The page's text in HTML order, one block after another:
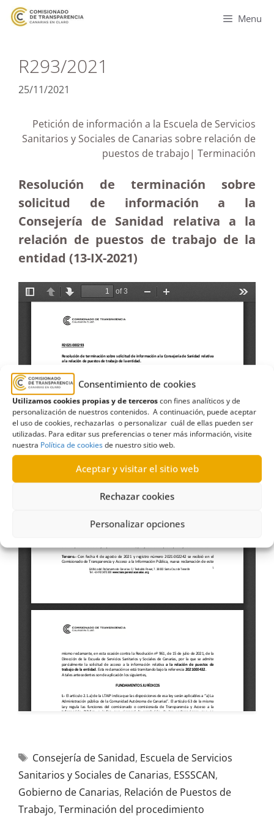
Consentimiento de cookies
Utilizamos cookies propias y de terceroscon fines analíticos y de
personalización de nuestros contenidos. A continuación, puede aceptar
el uso de cookies, rechazarlas o personalizar cuál de ellas pueden ser
utilizadas. Para editar sus preferencias o tener más información, visite
nuestra Política de cookiesde nuestro sitio web.
Aceptar y visitar el sitio web
Rechazar cookies
Personalizar opciones
Menu
R293/2021
25/11/2021
Petición de información a la Escuela de Servicios
Sanitarios y Sociales de Canarias sobre relación de
puestos de trabajo| Terminación
Resolución de terminación sobre
solicitud de información a la
Consejería de Sanidad relativa a la
relación de puestos de trabajo de la
entidad (13-IX-2021)
Consejería de Sanidad, Escuela de Servicios
Sanitarios y Sociales de Canarias, ESSSCAN,
Gobierno de Canarias, Relación de Puestos de
Trabajo, Terminación del procedimiento